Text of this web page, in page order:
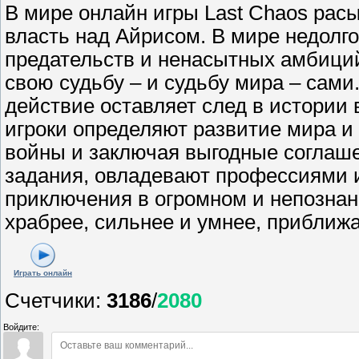
В мире онлайн игры Last Chaos
власть над Айрисом. В мире
предательств и ненасытных
свою судьбу – и судьбу мира –
действие оставляет след в
игроки определяют развитие мира
войны и заключая выгодные
задания, овладевают
приключения в огромном и
храбрее, сильнее и умнее,
Играть онлайн
Счетчики: 3186/2080
Войдите: